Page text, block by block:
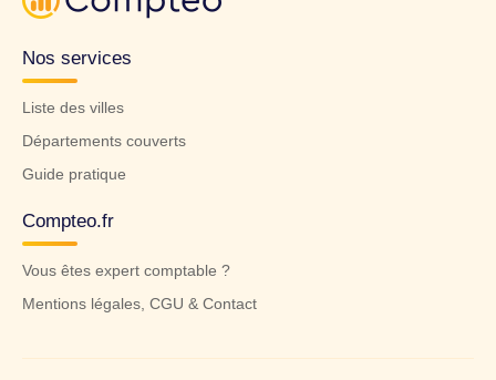
Nos services
Liste des villes
Départements couverts
Guide pratique
Compteo.fr
Vous êtes expert comptable ?
Mentions légales, CGU & Contact